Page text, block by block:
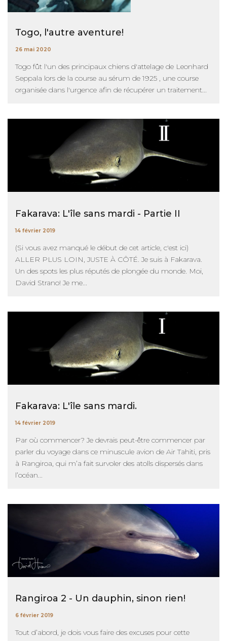
Togo, l'autre aventure!
26 mai 2020
Togo fût l'un des principaux chiens d'attelage de Leonhard
Seppala lors de la course au sérum de 1925 , une course
organisée dans l'urgence afin de récupérer un traitement...
Fakarava: L'île sans mardi - Partie II
14 février 2019
(Si vous avez manqué le début de cet article, c'est ici)
ALLER PLUS LOIN, JUSTE À CÔTÉ. Je suis à Fakarava.
Un des spots les plus réputés de plongée du monde. Moi,
David Strano! Je me...
Fakarava: L'île sans mardi.
14 février 2019
Par où commencer? Je devrais peut-être commencer par
parler du voyage dans ce minuscule avion de Air Tahiti, pris
à Rangiroa, qui m’a fait survoler des atolls dispersés dans
l’océan...
Rangiroa 2 - Un dauphin, sinon rien!
6 février 2019
Tout d’abord, je dois vous faire des excuses pour cette